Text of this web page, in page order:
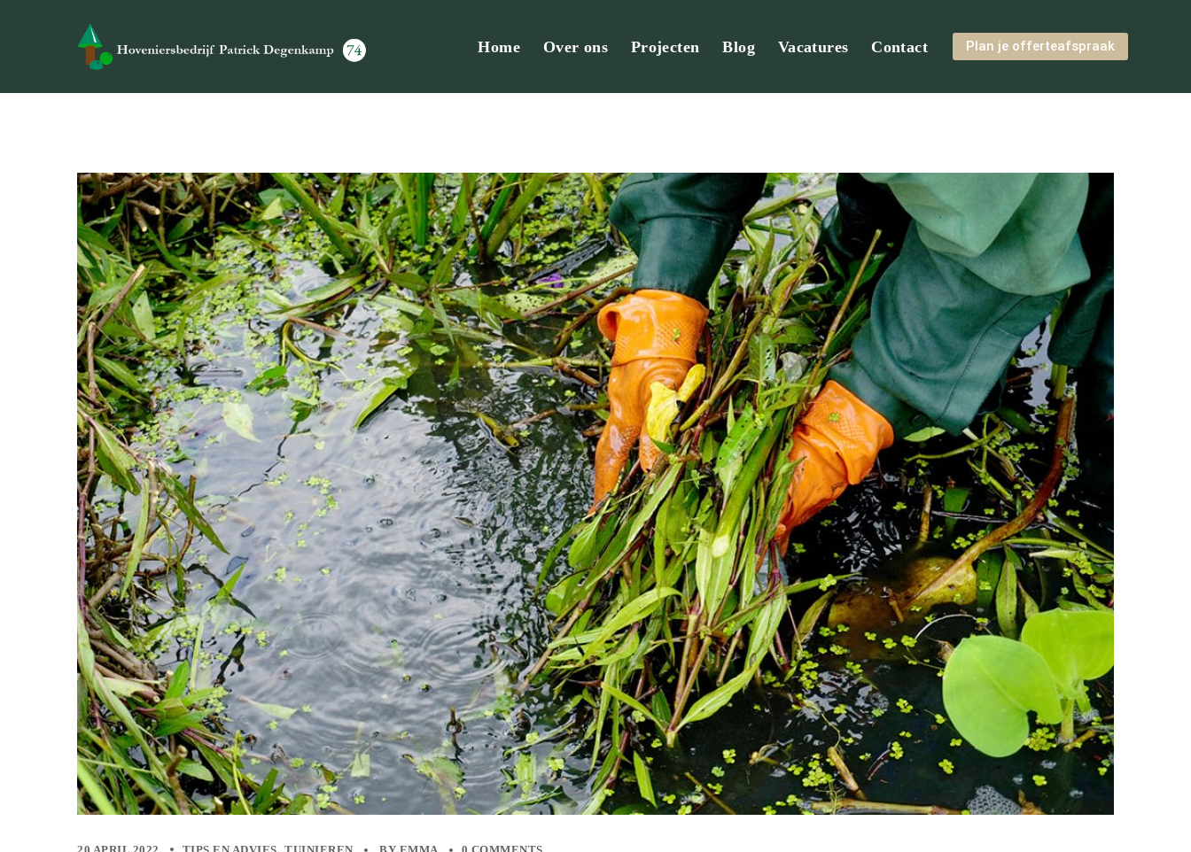
Home Over ons Projecten Blog Vacatures Contact Plan je offerteafspraak